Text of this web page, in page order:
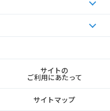
サイトの
ご利用にあたって
サイトマップ